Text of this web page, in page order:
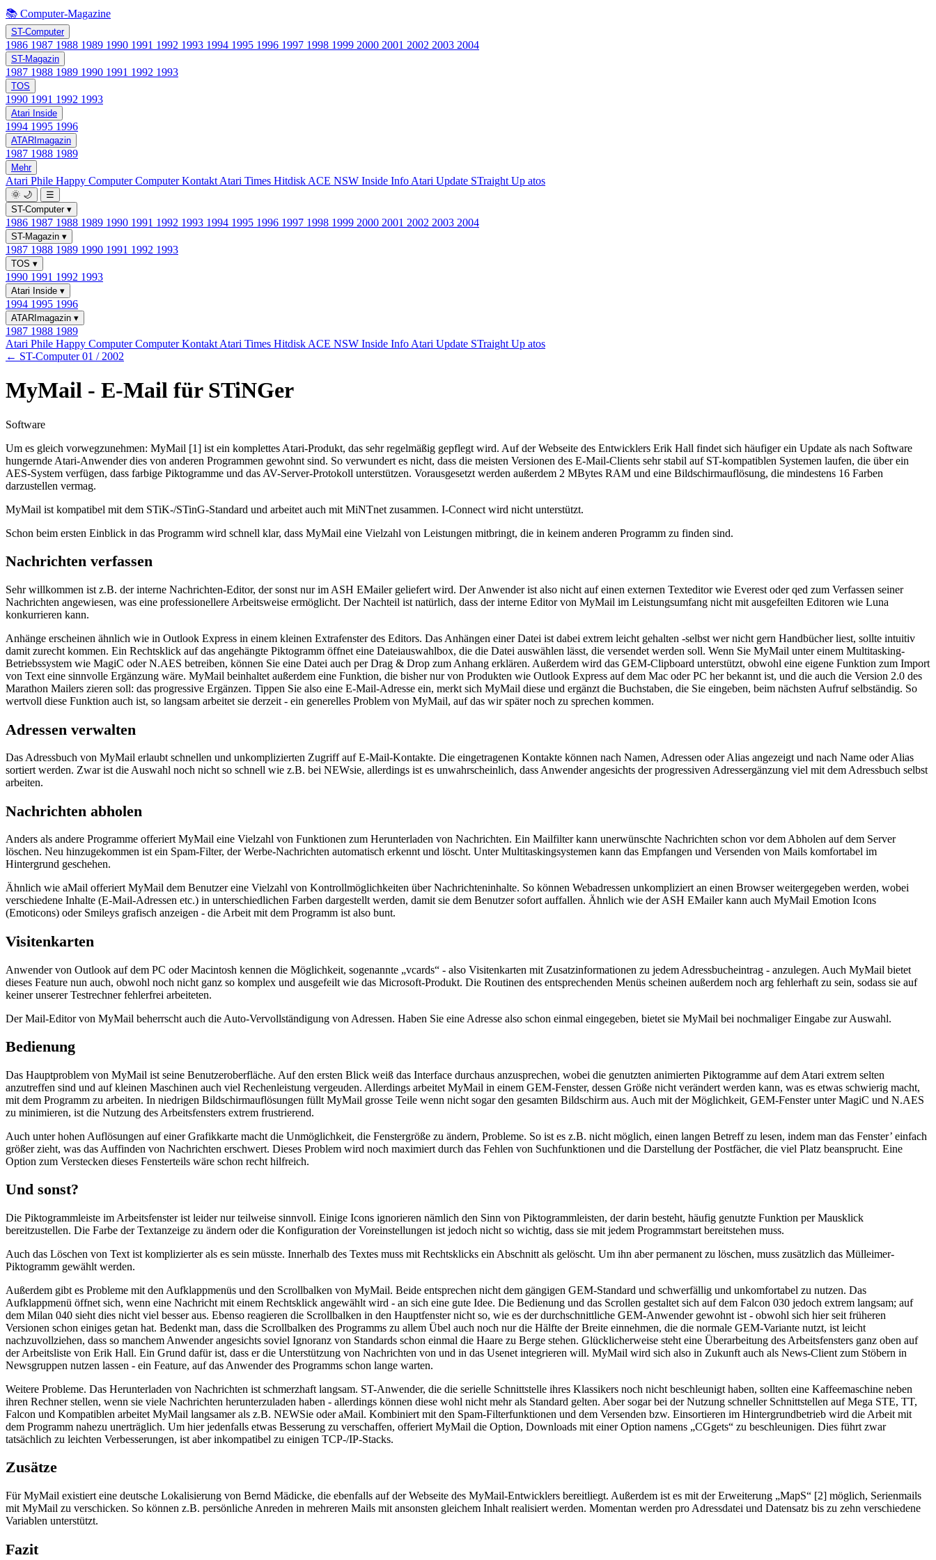
📚 Computer-Magazine
ST-Computer
1986 1987 1988 1989 1990 1991 1992 1993 1994 1995 1996 1997 1998 1999 2000 2001 2002 2003 2004
ST-Magazin
1987 1988 1989 1990 1991 1992 1993
TOS
1990 1991 1992 1993
Atari Inside
1994 1995 1996
ATARImagazin
1987 1988 1989
Mehr
Atari Phile Happy ComputerComputer Kontakt Atari Times Hitdisk ACE NSW Inside Info Atari Update STraight Up atos
🌞 🌙
☰
ST-Computer ▾
1986 1987 1988 1989 1990 1991 1992 1993 1994 1995 1996 1997 1998 1999 2000 2001 2002 2003 2004
ST-Magazin ▾
1987 1988 1989 1990 1991 1992 1993
TOS ▾
1990 1991 1992 1993
Atari Inside ▾
1994 1995 1996
ATARImagazin ▾
1987 1988 1989
Atari Phile Happy ComputerComputer Kontakt Atari Times Hitdisk ACE NSW Inside Info Atari Update STraight Up atos
← ST-Computer 01 / 2002
MyMail - E-Mail für STiNGer
Software
Um es gleich vorwegzunehmen: MyMail [1] ist ein komplettes Atari-Produkt, das sehr regelmäßig gepflegt wird. Auf der Webseite des Entwicklers Erik Hall findet sich häufiger ein Update als nach Software
hungernde Atari-Anwender dies von anderen Programmen gewohnt sind. So verwundert es nicht, dass die meisten Versionen des E-Mail-Clients sehr stabil auf ST-kompatiblen Systemen laufen, die über ein
AES-System verfügen, dass farbige Piktogramme und das AV-Server-Protokoll unterstützen. Vorausgesetzt werden außerdem 2 MBytes RAM und eine Bildschirmauflösung, die mindestens 16 Farben
darzustellen vermag.
MyMail ist kompatibel mit dem STiK-/STinG-Standard und arbeitet auch mit MiNTnet zusammen. I-Connect wird nicht unterstützt.
Schon beim ersten Einblick in das Programm wird schnell klar, dass MyMail eine Vielzahl von Leistungen mitbringt, die in keinem anderen Programm zu finden sind.
Nachrichten verfassen
Sehr willkommen ist z.B. der interne Nachrichten-Editor, der sonst nur im ASH EMailer geliefert wird. Der Anwender ist also nicht auf einen externen Texteditor wie Everest oder qed zum Verfassen seiner
Nachrichten angewiesen, was eine professionellere Arbeitsweise ermöglicht. Der Nachteil ist natürlich, dass der interne Editor von MyMail im Leistungsumfang nicht mit ausgefeilten Editoren wie Luna
konkurrieren kann.
Anhänge erscheinen ähnlich wie in Outlook Express in einem kleinen Extrafenster des Editors. Das Anhängen einer Datei ist dabei extrem leicht gehalten -selbst wer nicht gern Handbücher liest, sollte intuitiv
damit zurecht kommen. Ein Rechtsklick auf das angehängte Piktogramm öffnet eine Dateiauswahlbox, die die Datei auswählen lässt, die versendet werden soll. Wenn Sie MyMail unter einem Multitasking-
Betriebssystem wie MagiC oder N.AES betreiben, können Sie eine Datei auch per Drag & Drop zum Anhang erklären. Außerdem wird das GEM-Clipboard unterstützt, obwohl eine eigene Funktion zum Import
von Text eine sinnvolle Ergänzung wäre. MyMail beinhaltet außerdem eine Funktion, die bisher nur von Produkten wie Outlook Express auf dem Mac oder PC her bekannt ist, und die auch die Version 2.0 des
Marathon Mailers zieren soll: das progressive Ergänzen. Tippen Sie also eine E-Mail-Adresse ein, merkt sich MyMail diese und ergänzt die Buchstaben, die Sie eingeben, beim nächsten Aufruf selbständig. So
wertvoll diese Funktion auch ist, so langsam arbeitet sie derzeit - ein generelles Problem von MyMail, auf das wir später noch zu sprechen kommen.
Adressen verwalten
Das Adressbuch von MyMail erlaubt schnellen und unkomplizierten Zugriff auf E-Mail-Kontakte. Die eingetragenen Kontakte können nach Namen, Adressen oder Alias angezeigt und nach Name oder Alias
sortiert werden. Zwar ist die Auswahl noch nicht so schnell wie z.B. bei NEWsie, allerdings ist es unwahrscheinlich, dass Anwender angesichts der progressiven Adressergänzung viel mit dem Adressbuch selbst
arbeiten.
Nachrichten abholen
Anders als andere Programme offeriert MyMail eine Vielzahl von Funktionen zum Herunterladen von Nachrichten. Ein Mailfilter kann unerwünschte Nachrichten schon vor dem Abholen auf dem Server
löschen. Neu hinzugekommen ist ein Spam-Filter, der Werbe-Nachrichten automatisch erkennt und löscht. Unter Multitaskingsystemen kann das Empfangen und Versenden von Mails komfortabel im
Hintergrund geschehen.
Ähnlich wie aMail offeriert MyMail dem Benutzer eine Vielzahl von Kontrollmöglichkeiten über Nachrichteninhalte. So können Webadressen unkompliziert an einen Browser weitergegeben werden, wobei
verschiedene Inhalte (E-Mail-Adressen etc.) in unterschiedlichen Farben dargestellt werden, damit sie dem Benutzer sofort auffallen. Ähnlich wie der ASH EMailer kann auch MyMail Emotion Icons
(Emoticons) oder Smileys grafisch anzeigen - die Arbeit mit dem Programm ist also bunt.
Visitenkarten
Anwender von Outlook auf dem PC oder Macintosh kennen die Möglichkeit, sogenannte „vcards“ - also Visitenkarten mit Zusatzinformationen zu jedem Adressbucheintrag - anzulegen. Auch MyMail bietet
dieses Feature nun auch, obwohl noch nicht ganz so komplex und ausgefeilt wie das Microsoft-Produkt. Die Routinen des entsprechenden Menüs scheinen außerdem noch arg fehlerhaft zu sein, sodass sie auf
keiner unserer Testrechner fehlerfrei arbeiteten.
Der Mail-Editor von MyMail beherrscht auch die Auto-Vervollständigung von Adressen. Haben Sie eine Adresse also schon einmal eingegeben, bietet sie MyMail bei nochmaliger Eingabe zur Auswahl.
Bedienung
Das Hauptproblem von MyMail ist seine Benutzeroberfläche. Auf den ersten Blick weiß das Interface durchaus anzusprechen, wobei die genutzten animierten Piktogramme auf dem Atari extrem selten
anzutreffen sind und auf kleinen Maschinen auch viel Rechenleistung vergeuden. Allerdings arbeitet MyMail in einem GEM-Fenster, dessen Größe nicht verändert werden kann, was es etwas schwierig macht,
mit dem Programm zu arbeiten. In niedrigen Bildschirmauflösungen füllt MyMail grosse Teile wenn nicht sogar den gesamten Bildschirm aus. Auch mit der Möglichkeit, GEM-Fenster unter MagiC und N.AES
zu minimieren, ist die Nutzung des Arbeitsfensters extrem frustrierend.
Auch unter hohen Auflösungen auf einer Grafikkarte macht die Unmöglichkeit, die Fenstergröße zu ändern, Probleme. So ist es z.B. nicht möglich, einen langen Betreff zu lesen, indem man das Fenster’ einfach
größer zieht, was das Auffinden von Nachrichten erschwert. Dieses Problem wird noch maximiert durch das Fehlen von Suchfunktionen und die Darstellung der Postfächer, die viel Platz beansprucht. Eine
Option zum Verstecken dieses Fensterteils wäre schon recht hilfreich.
Und sonst?
Die Piktogrammleiste im Arbeitsfenster ist leider nur teilweise sinnvoll. Einige Icons ignorieren nämlich den Sinn von Piktogrammleisten, der darin besteht, häufig genutzte Funktion per Mausklick
bereitzustellen. Die Farbe der Textanzeige zu ändern oder die Konfiguration der Voreinstellungen ist jedoch nicht so wichtig, dass sie mit jedem Programmstart bereitstehen muss.
Auch das Löschen von Text ist komplizierter als es sein müsste. Innerhalb des Textes muss mit Rechtsklicks ein Abschnitt als gelöscht. Um ihn aber permanent zu löschen, muss zusätzlich das Mülleimer-
Piktogramm gewählt werden.
Außerdem gibt es Probleme mit den Aufklappmenüs und den Scrollbalken von MyMail. Beide entsprechen nicht dem gängigen GEM-Standard und schwerfällig und unkomfortabel zu nutzen. Das
Aufklappmenü öffnet sich, wenn eine Nachricht mit einem Rechtsklick angewählt wird - an sich eine gute Idee. Die Bedienung und das Scrollen gestaltet sich auf dem Falcon 030 jedoch extrem langsam; auf
dem Milan 040 sieht dies nicht viel besser aus. Ebenso reagieren die Scrollbalken in den Hauptfenster nicht so, wie es der durchschnittliche GEM-Anwender gewohnt ist - obwohl sich hier seit früheren
Versionen schon einiges getan hat. Bedenkt man, dass die Scrollbalken des Programms zu allem Übel auch noch nur die Hälfte der Breite einnehmen, die die normale GEM-Variante nutzt, ist leicht
nachzuvollziehen, dass so manchem Anwender angesichts soviel Ignoranz von Standards schon einmal die Haare zu Berge stehen. Glücklicherweise steht eine Überarbeitung des Arbeitsfensters ganz oben auf
der Arbeitsliste von Erik Hall. Ein Grund dafür ist, dass er die Unterstützung von Nachrichten von und in das Usenet integrieren will. MyMail wird sich also in Zukunft auch als News-Client zum Stöbern in
Newsgruppen nutzen lassen - ein Feature, auf das Anwender des Programms schon lange warten.
Weitere Probleme. Das Herunterladen von Nachrichten ist schmerzhaft langsam. ST-Anwender, die die serielle Schnittstelle ihres Klassikers noch nicht beschleunigt haben, sollten eine Kaffeemaschine neben
ihren Rechner stellen, wenn sie viele Nachrichten herunterzuladen haben - allerdings können diese wohl nicht mehr als Standard gelten. Aber sogar bei der Nutzung schneller Schnittstellen auf Mega STE, TT,
Falcon und Kompatiblen arbeitet MyMail langsamer als z.B. NEWSie oder aMail. Kombiniert mit den Spam-Filterfunktionen und dem Versenden bzw. Einsortieren im Hintergrundbetrieb wird die Arbeit mit
dem Programm nahezu unerträglich. Um hier jedenfalls etwas Besserung zu verschaffen, offeriert MyMail die Option, Downloads mit einer Option namens „CGgets“ zu beschleunigen. Dies führt zwar
tatsächlich zu leichten Verbesserungen, ist aber inkompatibel zu einigen TCP-/IP-Stacks.
Zusätze
Für MyMail existiert eine deutsche Lokalisierung von Bernd Mädicke, die ebenfalls auf der Webseite des MyMail-Entwicklers bereitliegt. Außerdem ist es mit der Erweiterung „MapS“ [2] möglich, Serienmails
mit MyMail zu verschicken. So können z.B. persönliche Anreden in mehreren Mails mit ansonsten gleichem Inhalt realisiert werden. Momentan werden pro Adressdatei und Datensatz bis zu zehn verschiedene
Variablen unterstützt.
Fazit